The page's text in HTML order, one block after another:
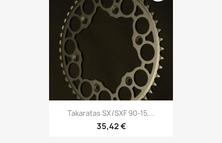
Takaratas SX/SXF 90-15,...
35,42 €